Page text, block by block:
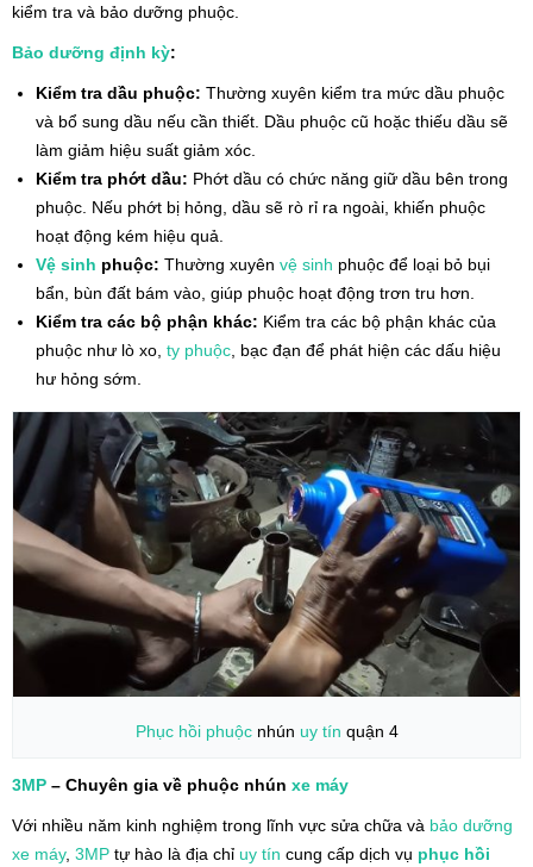
kiểm tra và bảo dưỡng phuộc.
Bảo dưỡng định kỳ:
Kiểm tra dầu phuộc: Thường xuyên kiểm tra mức dầu phuộc
và bổ sung dầu nếu cần thiết. Dầu phuộc cũ hoặc thiếu dầu sẽ
làm giảm hiệu suất giảm xóc.
Kiểm tra phớt dầu: Phớt dầu có chức năng giữ dầu bên trong
phuộc. Nếu phớt bị hỏng, dầu sẽ rò rỉ ra ngoài, khiến phuộc
hoạt động kém hiệu quả.
Vệ sinh phuộc: Thường xuyên vệ sinh phuộc để loại bỏ bụi
bẩn, bùn đất bám vào, giúp phuộc hoạt động trơn tru hơn.
Kiểm tra các bộ phận khác: Kiểm tra các bộ phận khác của
phuộc như lò xo, ty phuộc , bạc đạn để phát hiện các dấu hiệu
hư hỏng sớm.
Phục hồi phuộcnhún uy tín quận 4
3MP – Chuyên gia về phuộc nhún xe máy
Với nhiều năm kinh nghiệm trong lĩnh vực sửa chữa và bảo dưỡng
xe máy, 3MP tự hào là địa chỉ uy tín cung cấp dịch vụ phục hồi